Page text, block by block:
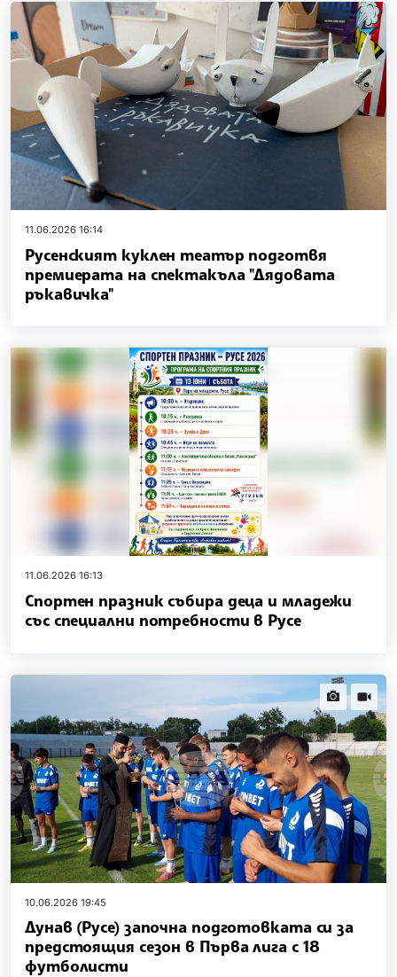
11.06.2026 16:14
Русенският куклен театър подготвя
премиерата на спектакъла "Дядовата
ръкавичка"
11.06.2026 16:13
Спортен празник събира деца и младежи
със специални потребности в Русе
news.images
10.06.2026 19:45
Дунав (Русе) започна подготовката си за
предстоящия сезон в Първа лига с 18
футболисти